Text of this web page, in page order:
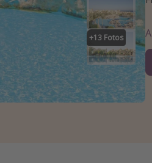
+13 Fotos